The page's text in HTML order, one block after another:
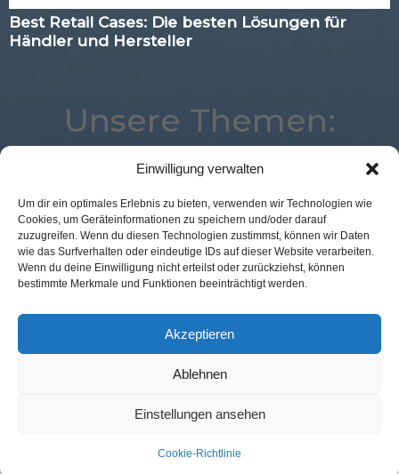
Einwilligung verwalten
Um dir ein optimales Erlebnis zu bieten, verwenden wir Technologien wie
Cookies, um Geräteinformationen zu speichern und/oder darauf
zuzugreifen. Wenn du diesen Technologien zustimmst, können wir Daten
wie das Surfverhalten oder eindeutige IDs auf dieser Website verarbeiten.
Wenn du deine Einwilligung nicht erteilst oder zurückziehst, können
bestimmte Merkmale und Funktionen beeinträchtigt werden.
Akzeptieren
Ablehnen
Einstellungen ansehen
Cookie-Richtlinie
Best Retail Cases: Die besten Lösungen für
Händler und Hersteller
Unsere Themen:
Best Retail Cases Digital Location
Marketing
Voice
Kassenlose Läden Studie
eCommerce
Loyalty
Mobile Expertenwissen
Logistik
Corona
Künstliche Intelligenz
Augmented Reality
Kontakt Redaktion Impressum Datenschutz
© GFM Nachrichten:
11 Prozent Communication